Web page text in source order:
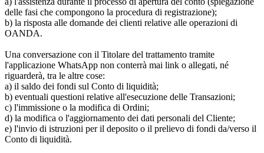
delle fasi che compongono la procedura di registrazione);
b) la risposta alle domande dei clienti relative alle operazioni di
OANDA.
Una conversazione con il Titolare del trattamento tramite
l'applicazione WhatsApp non conterrà mai link o allegati, né
riguarderà, tra le altre cose:
a) il saldo dei fondi sul Conto di liquidità;
b) eventuali questioni relative all'esecuzione delle Transazioni;
c) l'immissione o la modifica di Ordini;
d) la modifica o l'aggiornamento dei dati personali del Cliente;
e) l'invio di istruzioni per il deposito o il prelievo di fondi da/verso il
Conto di liquidità.